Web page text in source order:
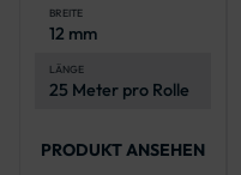
BREITE
12 mm
LÄNGE
25 Meter pro Rolle
PRODUKT ANSEHEN